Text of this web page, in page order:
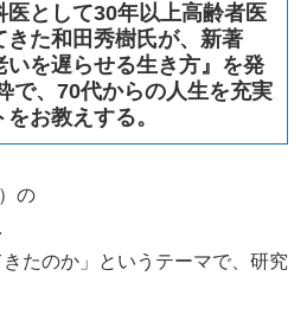
として30年以上高齢者医
た和田秀樹氏が、新著
を遅らせる生き方』を発
で、70代からの人生を充実
お教えする。
の
きたのか」というテーマで、研究